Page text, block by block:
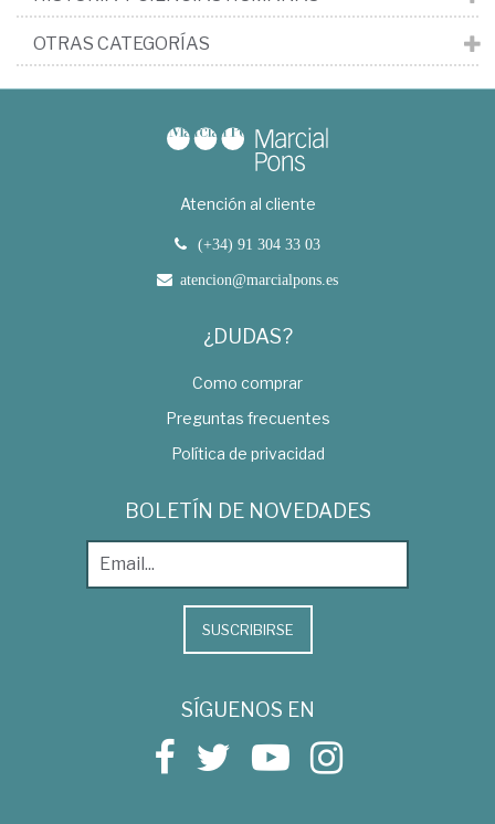
OTRAS CATEGORÍAS
Atención al cliente
(+34) 91 304 33 03
atencion@marcialpons.es
¿DUDAS?
Como comprar
Preguntas frecuentes
Política de privacidad
BOLETÍN DE NOVEDADES
SUSCRIBIRSE
SÍGUENOS EN